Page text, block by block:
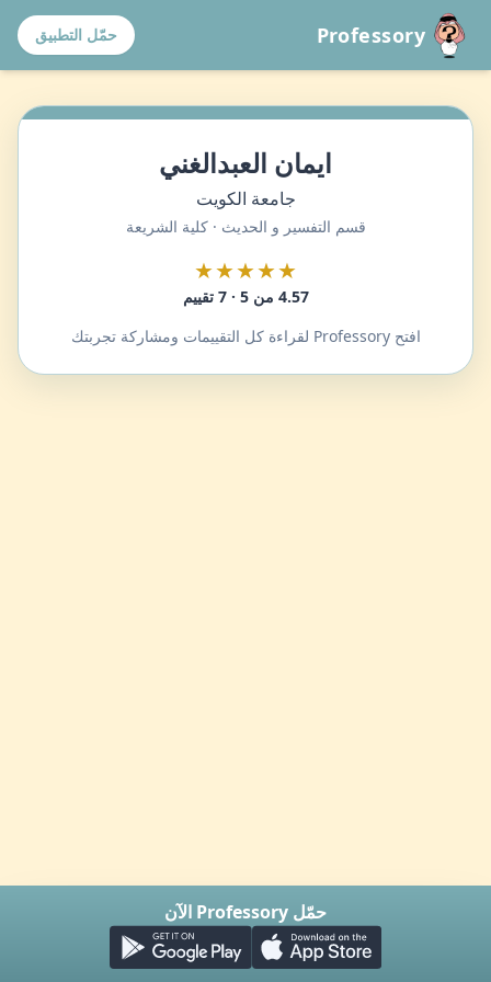
Professory حمّل التطبيق
ايمان العبدالغني
جامعة الكويت
قسم التفسير و الحديث · كلية الشريعة
★★★★★
4.57 من 5 · 7 تقييم
افتح Professory لقراءة كل التقييمات ومشاركة تجربتك
حمّل Professory الآن